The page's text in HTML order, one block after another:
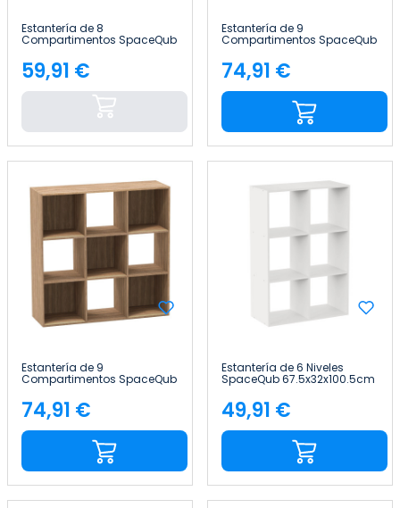
Estantería de 8
Compartimentos SpaceQub
67.5x32x134cm 7house
Precio
59,91 €
Estantería de 9
Compartimentos SpaceQub
100.5x32x100.5cm 7house
Precio
74,91 €
Estantería de 9
Compartimentos SpaceQub
100.5x32x100.5cm 7house
Precio
74,91 €
Estantería de 6 Niveles
SpaceQub 67.5x32x100.5cm
7house
Precio
49,91 €